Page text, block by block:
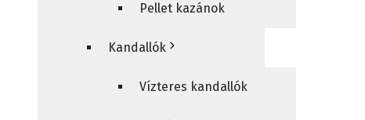
Pellet kazánok
Kandallók
Vízteres kandallók